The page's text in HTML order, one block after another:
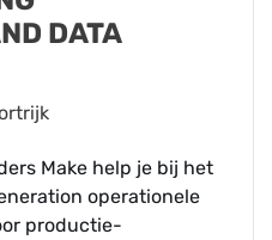
DATA
Make help je bij het
operationele
productie-